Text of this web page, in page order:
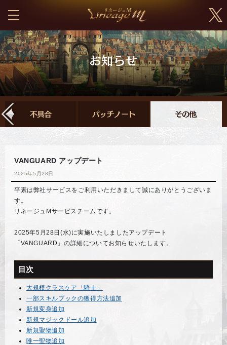
VANGUARD アップデート
2025年5月28日
平素は弊社サービスをご利用いただきまして誠にありがとうございま
す。
リネージュMサービスチームです。
2025年5月28日(水)に実施いたしましたアップデート
「VANGUARD」の詳細についてお知らせいたします。
目次
大規模クラスケア「騎士」
一部スキルブックの獲得方法追加
新規変身追加
新規マジックドール追加
新規聖物追加
唯一聖物追加